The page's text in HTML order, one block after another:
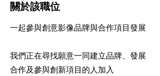
關於該職位
一起參與創意影像品牌與合作項目發展
我們正在尋找願意一同建立品牌、發展
合作及參與創新項目的人加入